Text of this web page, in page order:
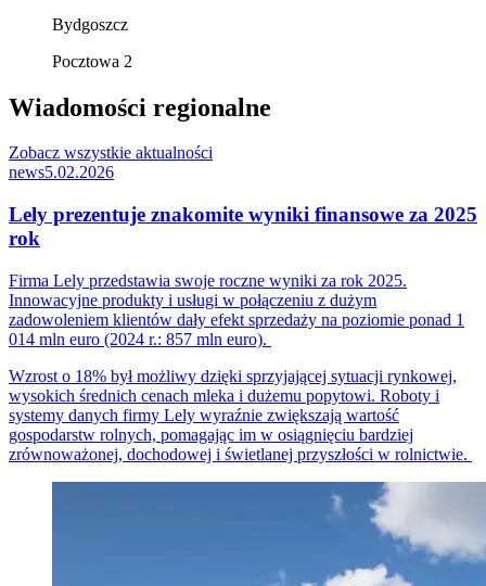
Bydgoszcz
Pocztowa 2
Wiadomości regionalne
Zobacz wszystkie aktualności
news5.02.2026
Lely prezentuje znakomite wyniki finansowe za 2025
rok
Firma Lely przedstawia swoje roczne wyniki za rok 2025.
Innowacyjne produkty i usługi w połączeniu z dużym
zadowoleniem klientów dały efekt sprzedaży na poziomie ponad 1
014 mln euro (2024 r.: 857 mln euro).
Wzrost o 18% był możliwy dzięki sprzyjającej sytuacji rynkowej,
wysokich średnich cenach mleka i dużemu popytowi. Roboty i
systemy danych firmy Lely wyraźnie zwiększają wartość
gospodarstw rolnych, pomagając im w osiągnięciu bardziej
zrównoważonej, dochodowej i świetlanej przyszłości w rolnictwie.